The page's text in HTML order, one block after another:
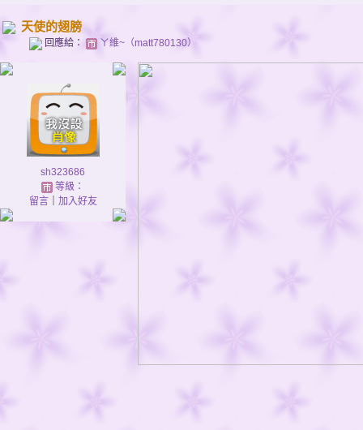
天使的翅膀
回應給： ㄚ維~（matt780130）
sh323686
等級：
留言｜ 加入好友